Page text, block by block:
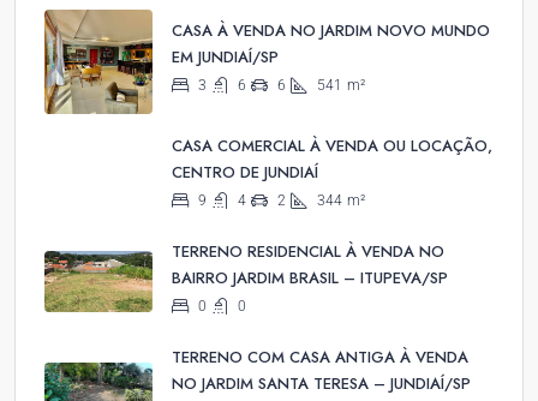
CASA À VENDA NO JARDIM NOVO MUNDO
EM JUNDIAÍ/SP
3 6 6 541 m²
CASA COMERCIAL À VENDA OU LOCAÇÃO,
CENTRO DE JUNDIAÍ
9 4 2 344 m²
TERRENO RESIDENCIAL À VENDA NO
BAIRRO JARDIM BRASIL – ITUPEVA/SP
0 0
TERRENO COM CASA ANTIGA À VENDA
NO JARDIM SANTA TERESA – JUNDIAÍ/SP